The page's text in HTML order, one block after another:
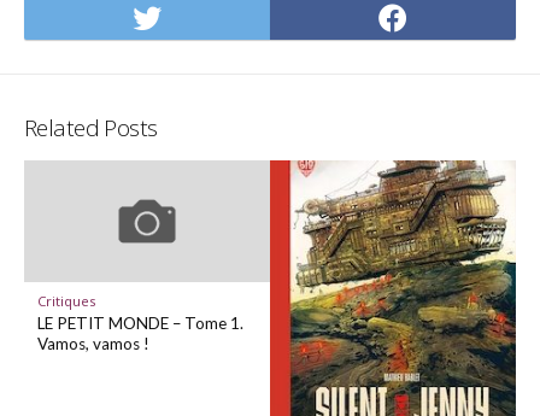
Share
on
on
Related Posts
Critiques
LE PETIT MONDE – Tome 1.
Vamos, vamos !